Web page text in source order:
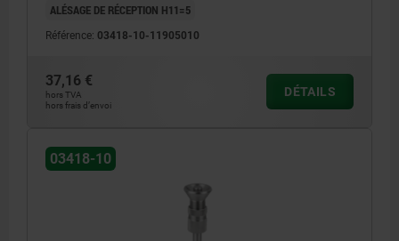
ALÉSAGE DE RÉCEPTION H11=5
Référence: 03418-10-11905010
37,16 €
hors TVA
hors frais d’envoi
DÉTAILS
03418-10